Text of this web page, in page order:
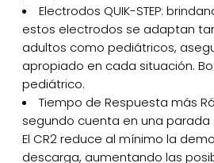
Electrodos QUIK-STEP:
estos electrodos se adaptan
adultos como pediátricos,
apropiado en cada situación.
pediátrico.
Tiempo de Respuesta más
segundo cuenta en una parada
El CR2 reduce al mínimo la
descarga, aumentando las